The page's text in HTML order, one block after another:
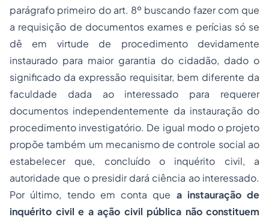
parágrafo primeiro do art. 8º buscando fazer com que
a requisição de documentos exames e perícias só se
dê em virtude de procedimento devidamente
instaurado para maior garantia do cidadão, dado o
significado da expressão requisitar, bem diferente da
faculdade dada ao interessado para requerer
documentos independentemente da instauração do
procedimento investigatório. De igual modo o projeto
propõe também um mecanismo de controle social ao
estabelecer que, concluído o inquérito civil, a
autoridade que o presidir dará ciência ao interessado.
Por último, tendo em conta que a instauração de
inquérito civil e a ação civil pública não constituem